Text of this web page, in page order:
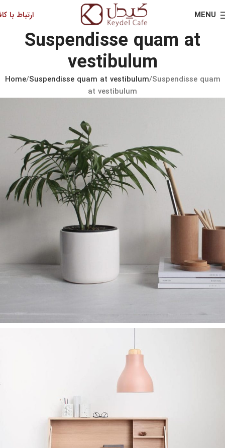
MENU ارتباط با
Suspendisse quam at
vestibulum
Home Suspendisse quam at vestibulum Suspendisse quam
at vestibulum